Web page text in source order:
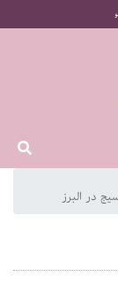
در البرز